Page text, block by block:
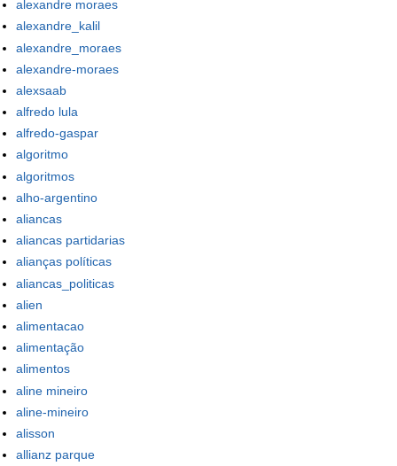
alexandre moraes
alexandre_kalil
alexandre_moraes
alexandre-moraes
alexsaab
alfredo lula
alfredo-gaspar
algoritmo
algoritmos
alho-argentino
aliancas
aliancas partidarias
alianças políticas
aliancas_politicas
alien
alimentacao
alimentação
alimentos
aline mineiro
aline-mineiro
alisson
allianz parque